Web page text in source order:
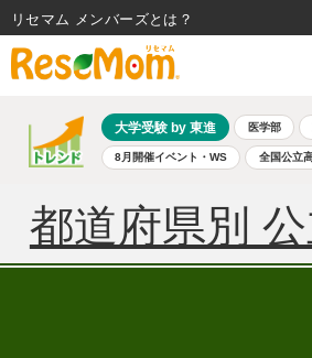
大学受験 by 東進 医学部
8月開催イベント・WS 全国公立
都道府県別
リセマム メンバーズ